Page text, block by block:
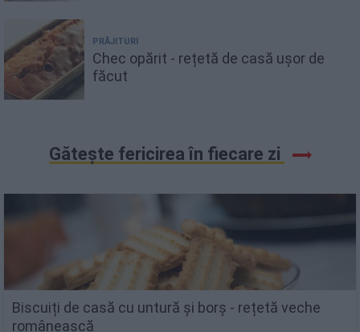
PRĂJITURI
Chec opărit - rețetă de casă ușor de
făcut
Gătește fericirea în fiecare zi
Biscuiți de casă cu untură și borș - rețetă veche
românească